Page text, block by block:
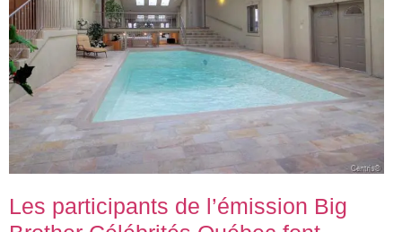
Les participants de l’émission Big